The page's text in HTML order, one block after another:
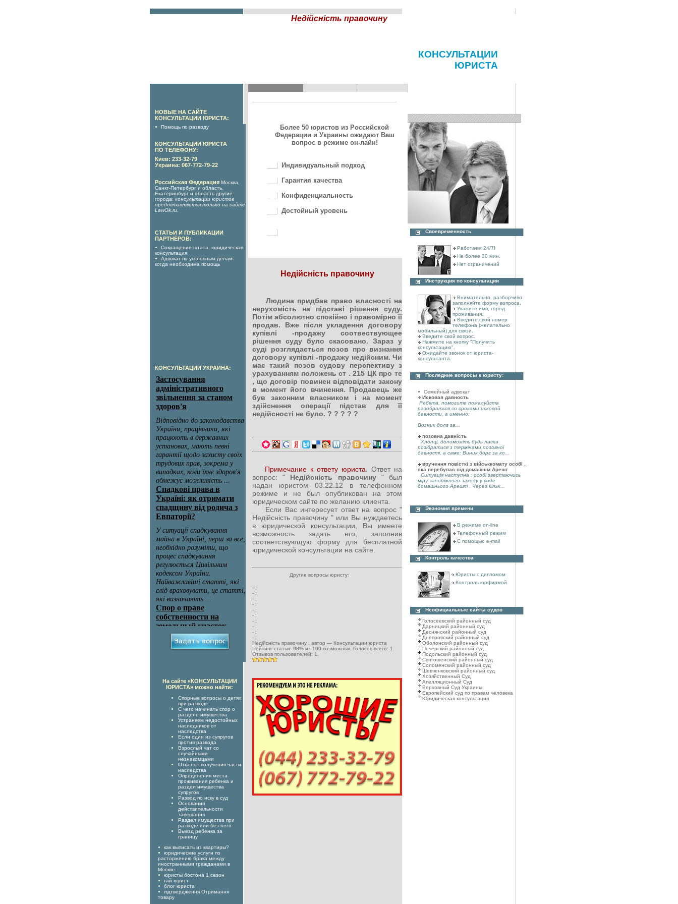
Недійсність правочину
КОНСУЛЬТАЦИИ
ЮРИСТА
НОВЫЕ НА САЙТЕ
КОНСУЛЬТАЦИИ ЮРИСТА:
Помощь по разводу
КОНСУЛЬТАЦИИ ЮРИСТА
ПО ТЕЛЕФОНУ:
Киев: 233-32-79
Украина: 067-772-79-22
Российская Федерация Москва,
Санкт-Петербург и область,
Екатеринбург и область другие
города: консультации юристов
предоставляются только на сайте
LawOk.ru
СТАТЬИ И ПУБЛИКАЦИИ
ПАРТНЁРОВ:
Сокращение штата: юридическая
консультация
Адвокат по уголовным делам:
когда необходима помощь
КОНСУЛЬТАЦИИ УКРАИНА:
Более 50 юристов из Российской
Федерации и Украины ожидают Ваш
вопрос в режиме он-лайн!
Индивидуальный подход
Гарантия качества
Конфиденциальность
Достойный уровень
Недійсність правочину
Людина придбав право власності на
нерухомість на підставі рішення суду.
Потім абсолютно спокійно і правомірно її
продав. Вже після укладення договору
купівлі -продажу соотвествующее
рішення суду було скасовано. Зараз у
суді розглядається позов про визнання
договору купівлі -продажу недійсним. Чи
має такий позов судову перспективу з
урахуванням положень ст . 215 ЦК про те
, що договір повинен відповідати закону
в момент його вчинення. Продавець же
був законним власником і на момент
здійснення операції підстав для її
недійсності не було. ? ? ? ? ?
Примечание к ответу юриста. Ответ на
вопрос: " Недійсність правочину " был
надан юристом 03.22.12 в телефонном
режиме и не был опубликован на этом
юридическом сайте по желанию клиента.
Если Вас интересует ответ на вопрос "
Недійсність правочину " или Вы нуждаетесь
в юридической консультации, Вы имеете
возможность задать его, заполнив
соответствующую форму для бесплатной
юридической консультации на сайте.
Другие вопросы юристу:
- ;
- ;
- ;
- ;
- ;
- ;
- ;
- ;
- ;
- ;
Недійсність правочину , автор — Консультации юриста
Рейтинг статьи: 98% из 100 возможных. Голосов всего: 1.
Отзывов пользователей: 1.
Своевременность
Работаем 24/7!
Не более 30 мин.
Нет ограничений
Инструкция по консультации
Внимательно, разборчиво
заполняйте форму вопроса.
Укажите имя, город
проживания.
Введите свой номер
телефона (желательно
мобильный) для связи.
Введите свой вопрос.
Нажмите на кнопку "Получить
консультацию".
Ожидайте звонок от юриста-
консультанта.
Последние вопросы к юристу:
Семейный адвокат
Исковая давность
Ребята, помогите пожалуйста
разобраться со сроками исковой
давности, а именно:
Возник долг за...
позовна давність
Хлопці, допоможіть будь ласка
розібратися з термінами позовної
давності, а саме: Виник борг за ко...
вручення повісткі з військкомату особі ,
яка перебуває під домашнім Арешт
Ситуація наступна : особі звертаючись
міру запобіжного заходу у виде
домашнього Арешт . Через кільк...
Экономия времени
В режиме on-line
Телефонный режим
С помощью e-mail
Контроль качества
Юристы с дипломом
Контроль юрфирмой
Неофициальные сайты судов
Голосеевский районный cуд
Дарницкий районный cуд
Деснянский районный cуд
Днепровский районный cуд
Оболонский районный суд
Печерский районный cуд
Подольский районный cуд
Святошенский районный cуд
Соломенский районный cуд
Шевченковский районный cуд
Хозяйственный Суд
Апелляционный Суд
Верховный Суд Украины
Европейский суд по правам человека
Юридическая консультация
На сайте «КОНСУЛЬТАЦИИ
ЮРИСТА» можно найти:
Спорные вопросы о детях
при разводе
С чего начинать спор о
разделе имущества
Устраняем недостойных
наследников от
наследства
Если один из супругов
против развода
Взрослый чат со
случайными
незнакомцами
Отказ от получения части
наследства
Определения места
проживания ребенка и
раздел имущества
супругов
Развод по иску в суд
Основания
действительности
завещания
Раздел имущества при
разводе или без него
Выезд ребенка за
границу
как выписать из квартиры?
юридические услуги по
расторжению брака между
иностранными гражданами в
Москве
юристы бостона 1 сезон
гай юрист
блог юриста
підтвердження Отримання
товару